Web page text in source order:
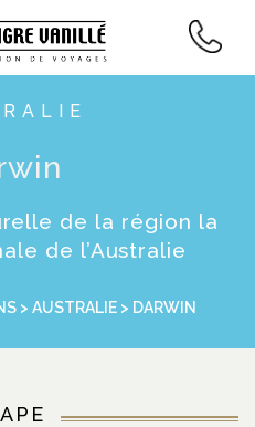
de la région la
de l’Australie
> AUSTRALIE > DARWIN